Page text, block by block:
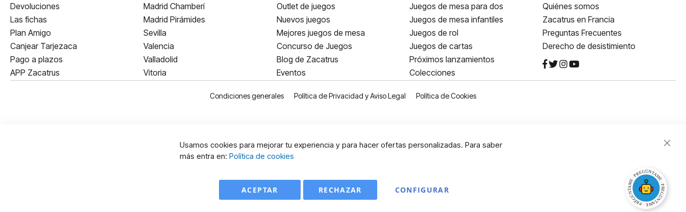
Devoluciones
Las fichas
Plan Amigo
Canjear Tarjezaca
Pago a plazos
APP Zacatrus
Madrid Chamberí
Madrid Pirámides
Sevilla
Valencia
Valladolid
Vitoria
Outlet de juegos
Nuevos juegos
Mejores juegos de mesa
Concurso de Juegos
Blog de Zacatrus
Eventos
Juegos de mesa para dos
Juegos de mesa infantiles
Juegos de rol
Juegos de cartas
Próximos lanzamientos
Colecciones
Quiénes somos
Zacatrus en Francia
Preguntas Frecuentes
Derecho de desistimiento
Condiciones generales Política de Privacidad y Aviso Legal Política de Cookies
Usamos cookies para mejorar tu experiencia y para hacer ofertas personalizadas. Para saber
más entra en: Política de cookies
ACEPTAR CONFIGURAR
RECHAZAR